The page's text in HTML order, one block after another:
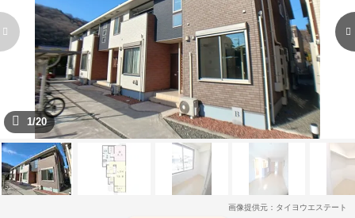
1/20
画像提供元：タイヨウエステート